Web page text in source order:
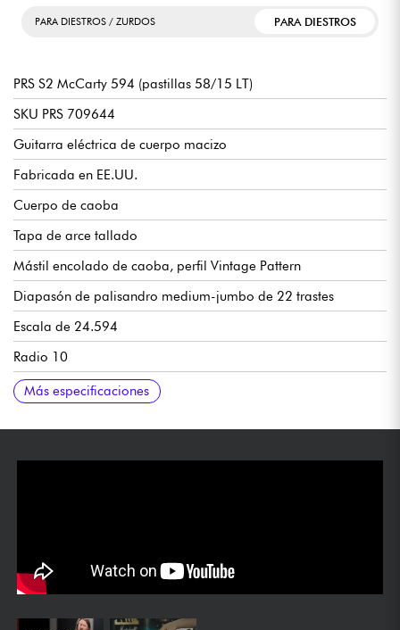
PARA DIESTROS / ZURDOS PARA DIESTROS
PRS S2 McCarty 594 (pastillas 58/15 LT)
SKU PRS 709644
Guitarra eléctrica de cuerpo macizo
Fabricada en EE.UU.
Cuerpo de caoba
Tapa de arce tallado
Mástil encolado de caoba, perfil Vintage Pattern
Diapasón de palisandro medium-jumbo de 22 trastes
Escala de 24.594
Radio 10
Anchura mástil 1er traste 1.11/16
Anchura mástil último traste 2.1/4
Espesor del mástil 1er traste 7/8
Grosor del mástil 12º traste 63/64
Pastillas humbucker 58/15 LT USA
Volumen por pastilla
Tono por pastilla con Push/Pull (split coils)
Selector de pastillas de 3 posiciones
Puente y cordal PRS de dos piezas
Mecánica PRS Vintage-Style Non-Locking con botones "Wing
Se vende con funda PRS Deluxe
Más especificaciones